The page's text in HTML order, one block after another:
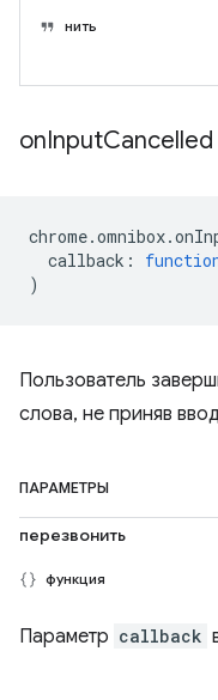
нить
onInputCancelled
chrome.omnibox.
callback :
)
Пользователь
слова, не приняв
ПАРАМЕТРЫ
перезвонить
функция
Параметр callback